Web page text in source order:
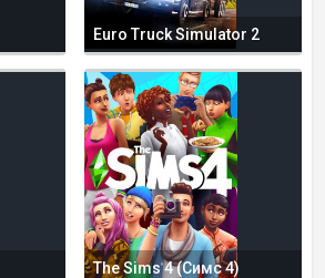
Euro Truck Simulator 2
The Sims 4 (Симс 4)